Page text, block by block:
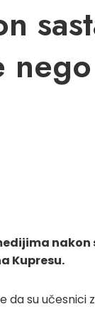
nakon
Kupresu.
su učesnici